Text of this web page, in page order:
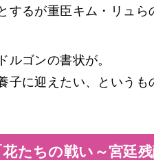
するが重臣キム・リュら
ルゴンの書状が。
子に迎えたい、というも
たちの戦い～宮廷